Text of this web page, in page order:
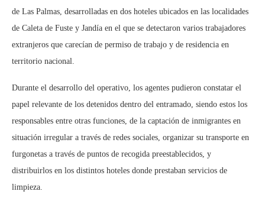
de Las Palmas, desarrolladas en dos hoteles ubicados en las localidades
de Caleta de Fuste y Jandía en el que se detectaron varios trabajadores
extranjeros que carecían de permiso de trabajo y de residencia en
territorio nacional.
Durante el desarrollo del operativo, los agentes pudieron constatar el
papel relevante de los detenidos dentro del entramado, siendo estos los
responsables entre otras funciones, de la captación de inmigrantes en
situación irregular a través de redes sociales, organizar su transporte en
furgonetas a través de puntos de recogida preestablecidos, y
distribuirlos en los distintos hoteles donde prestaban servicios de
limpieza.